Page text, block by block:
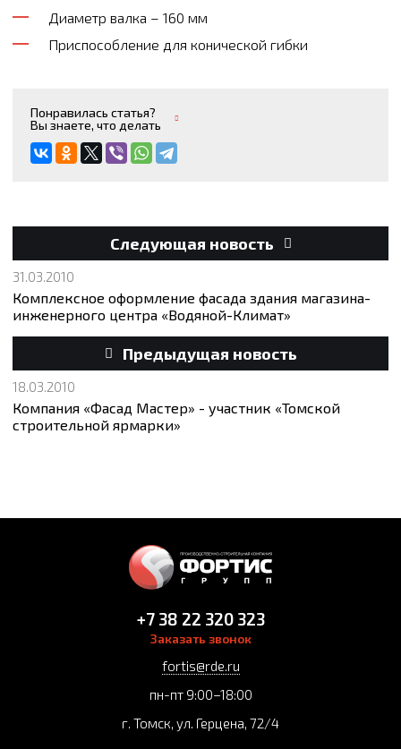
Диаметр валка – 160 мм
Приспособление для конической гибки
Понравилась статья?
Вы знаете, что делать
Следующая новость
31.03.2010
Комплексное оформление фасада здания магазина-
инженерного центра «Водяной-Климат»
Предыдущая новость
18.03.2010
Компания «Фасад Мастер» - участник «Томской
строительной ярмарки»
+7 38 22 320 323
Заказать звонок
fortis@rde.ru
пн-пт 9:00–18:00
г. Томск, ул. Герцена, 72/4